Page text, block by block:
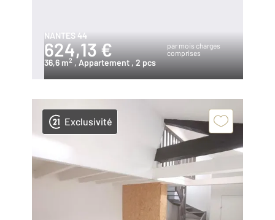
NANTES 44
624,13 €
par mois charges
comprises
36,6 m2 , Appartement , 2 pcs
Exclusivité